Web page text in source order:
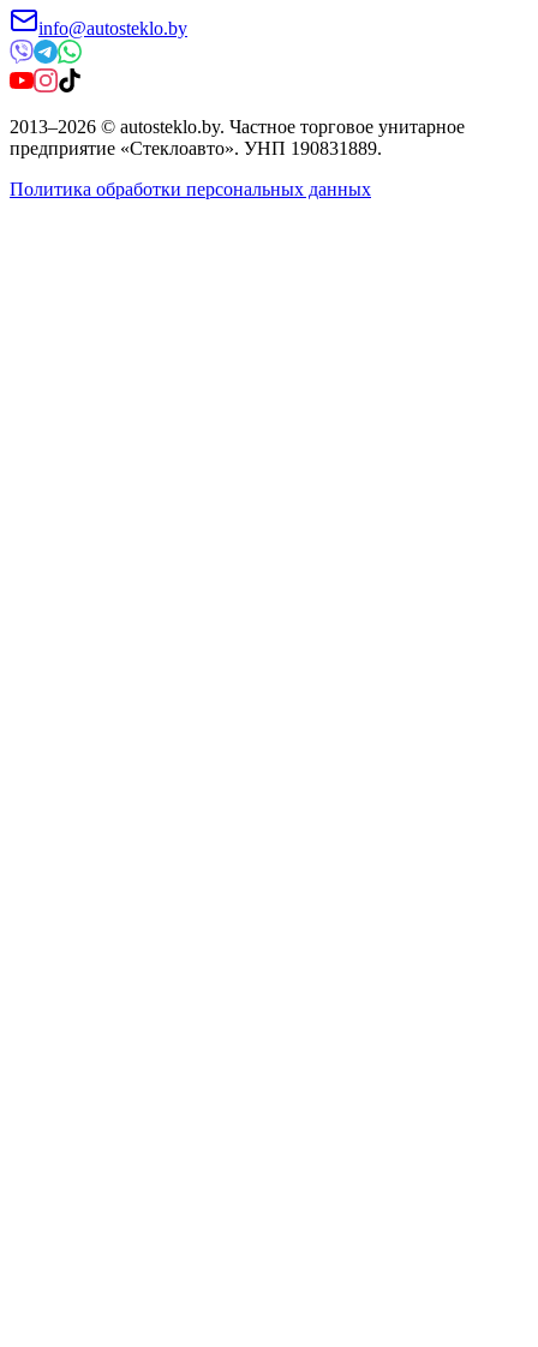
info@autosteklo.by
2013–2026 © autosteklo.by. Частное торговое унитарное
предприятие «Стеклоавто». УНП 190831889.
Политика обработки персональных данных